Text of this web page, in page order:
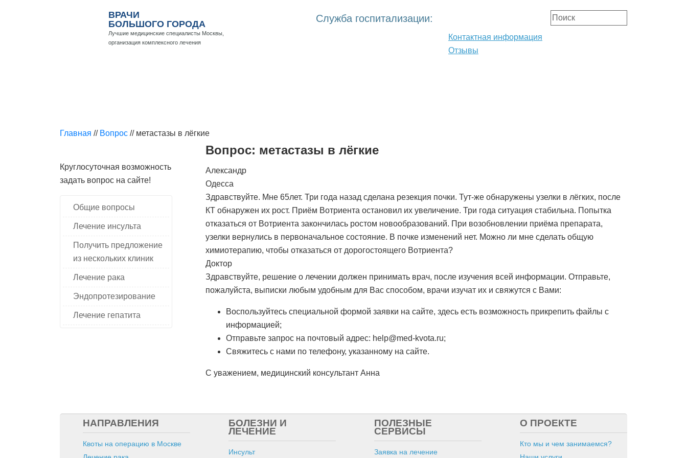
ВРАЧИ
БОЛЬШОГО ГОРОДА
Лучшие медицинские специалисты Москвы,
организация комплексного лечения
Служба госпитализации:
Контактная информация
Отзывы
Главная // Вопрос // метастазы в лёгкие
Круглосуточная возможность
задать вопрос на сайте!
Общие вопросы
Лечение инсульта
Получить предложение
из нескольких клиник
Лечение рака
Эндопротезирование
Лечение гепатита
Вопрос: метастазы в лёгкие
Александр
Одесса
Здравствуйте. Мне 65лет. Три года назад сделана резекция почки. Тут-же обнаружены узелки в лёгких, после
КТ обнаружен их рост. Приём Вотриента остановил их увеличение. Три года ситуация стабильна. Попытка
отказаться от Вотриента закончилась ростом новообразований. При возобновлении приёма препарата,
узелки вернулись в первоначальное состояние. В почке изменений нет. Можно ли мне сделать общую
химиотерапию, чтобы отказаться от дорогостоящего Вотриента?
Доктор
Здравствуйте, решение о лечении должен принимать врач, после изучения всей информации. Отправьте,
пожалуйста, выписки любым удобным для Вас способом, врачи изучат их и свяжутся с Вами:
Воспользуйтесь специальной формой заявки на сайте, здесь есть возможность прикрепить файлы с
информацией;
Отправьте запрос на почтовый адрес: help@med-kvota.ru;
Свяжитесь с нами по телефону, указанному на сайте.
С уважением, медицинский консультант Анна
НАПРАВЛЕНИЯ
Квоты на операцию в Москве
БОЛЕЗНИ И
ЛЕЧЕНИЕ
Инсульт
ПОЛЕЗНЫЕ
СЕРВИСЫ
Заявка на лечение
О ПРОЕКТЕ
Кто мы и чем занимаемся?